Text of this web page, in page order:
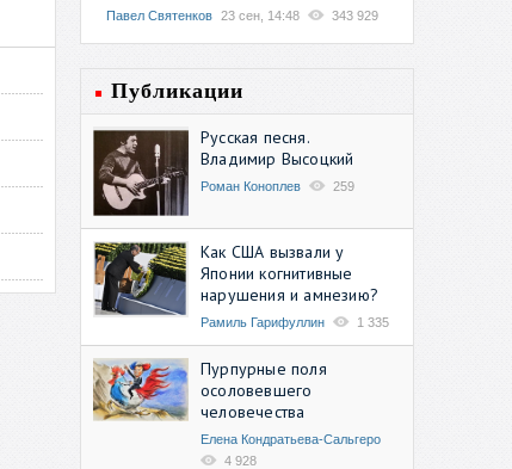
Павел Святенков 23 сен, 14:48 343 929
Публикации
Русская песня.
Владимир Высоцкий
Роман Коноплев 259
Как США вызвали у
Японии когнитивные
нарушения и амнезию?
Рамиль Гарифуллин 1 335
Пурпурные поля
осоловевшего
человечества
Елена Кондратьева-Сальгеро
4 928